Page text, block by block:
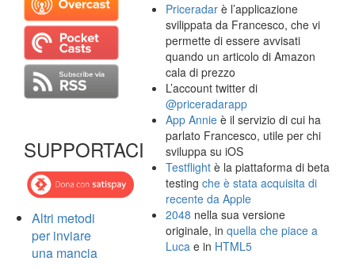
SUPPORTACI
Altri metodi
per inviare
una mancia
Priceradar è l’applicazione
svilippata da Francesco, che vi
permette di essere avvisati
quando un articolo di Amazon
cala di prezzo
L’account twitter di
@priceradarapp
App Annie è il servizio di cui ha
parlato Francesco, utile per chi
sviluppa su iOS
Testflight è la piattaforma di beta
testingche è stata acquisita di
recente da Apple
2048 nella sua versione
originale, inquella che piace a
Luca e in HTML5